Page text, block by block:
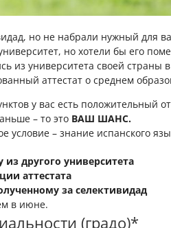
но не набрали нужный для
но хотели бы его
из университета своей страны
аттестат о среднем
у вас есть положительный
– то это ВАШ ШАНС.
условие – знание испанского
из другого университета
аттестата
за селективидад
в июне.
(градо)*